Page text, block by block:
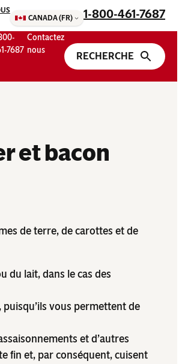
CANADA (FR)
1-800-461-7687
7687
Contactez
nous
et bacon
de terre, de carottes et de
du lait, dans le cas des
vous permettent de
et d’autres
fin et, par conséquent, cuisent